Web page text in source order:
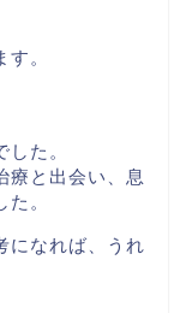
。
た。
療と出会い、息
。
になれば、うれ